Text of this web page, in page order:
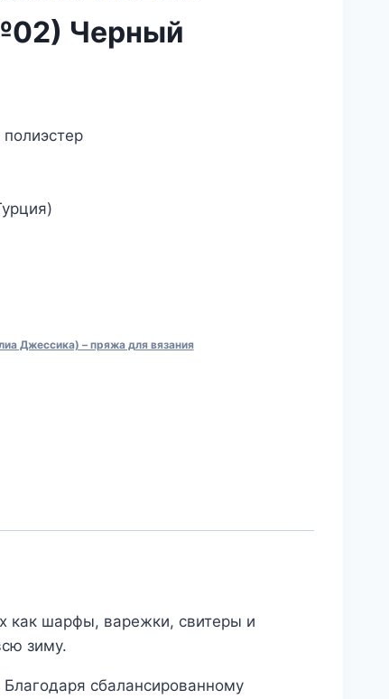
Черный
Джессика) – пряжа для вязания
как шарфы, варежки, свитеры и
зиму.
сбалансированному